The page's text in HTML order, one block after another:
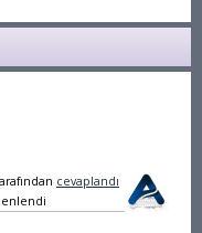
cevaplandı